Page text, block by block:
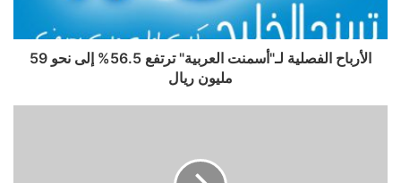
الأرباح الفصلية لـ"أسمنت العربية" ترتفع 56.5% إلى نحو 59
مليون ريال